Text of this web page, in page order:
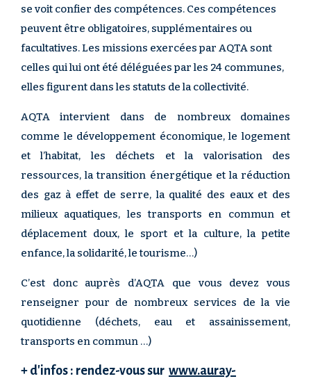
se voit confier des compétences. Ces compétences
peuvent être obligatoires, supplémentaires ou
facultatives. Les missions exercées par AQTA sont
celles qui lui ont été déléguées par les 24 communes,
elles figurent dans les statuts de la collectivité.
AQTA intervient dans de nombreux domaines
comme le développement économique, le logement
et l’habitat, les déchets et la valorisation des
ressources, la transition énergétique et la réduction
des gaz à effet de serre, la qualité des eaux et des
milieux aquatiques, les transports en commun et
déplacement doux, le sport et la culture, la petite
enfance, la solidarité, le tourisme…)
C’est donc auprès d’AQTA que vous devez vous
renseigner pour de nombreux services de la vie
quotidienne (déchets, eau et assainissement,
transports en commun …)
+ d'infos : rendez-vous sur www.auray-